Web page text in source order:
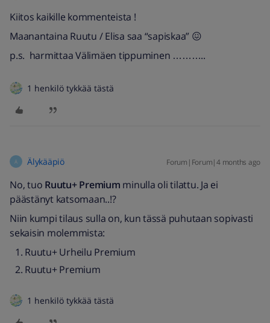
Kiitos kaikille kommenteista !
Maanantaina Ruutu / Elisa saa “sapiskaa” 😖
p.s. harmittaa Välimäen tippuminen ………..
1 henkilö tykkää tästä
Ä Älykääpiö Forum|Forum|4 months ago
No, tuo Ruutu+ Premium minulla oli tilattu. Ja ei
päästänyt katsomaan..!?
Niin kumpi tilaus sulla on, kun tässä puhutaan sopivasti
sekaisin molemmista:
Ruutu+ Urheilu Premium
Ruutu+ Premium
1 henkilö tykkää tästä